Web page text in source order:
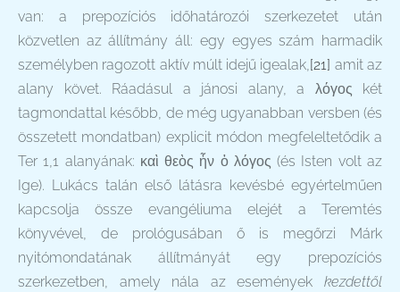
van: a prepozíciós időhatározói szerkezetet után
közvetlen az állítmány áll: egy egyes szám harmadik
személyben ragozott aktív múlt idejű igealak,[21] amit az
alany követ. Ráadásul a jánosi alany, a λόγος két
tagmondattal később, de még ugyanabban versben (és
összetett mondatban) explicit módon megfeleltetődik a
Ter 1,1 alanyának: καὶ θεὸς ἦν ὁ λόγος (és Isten volt az
Ige). Lukács talán első látásra kevésbé egyértelműen
kapcsolja össze evangéliuma elejét a Teremtés
könyvével, de prológusában ő is megőrzi Márk
nyitómondatának állítmányát egy prepozíciós
szerkezetben, amely nála az események kezdettől